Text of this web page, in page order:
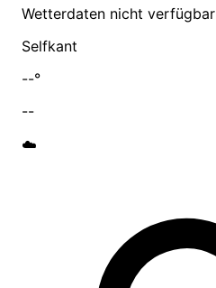
Wetterdaten nicht verfügbar
Selfkant
--°
--
☁️